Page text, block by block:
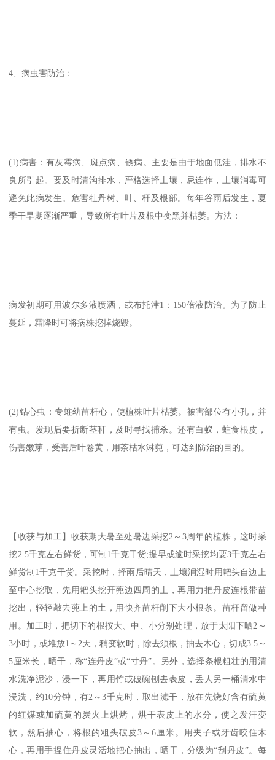
4、病虫害防治：
(1)病害：有灰霉病、斑点病、锈病。主要是由于地面低洼，排水不
良所引起。要及时清沟排水，严格选择土壤，忌连作，土壤消毒可
避免此病发生。危害牡丹树、叶、杆及根部。每年谷雨后发生，夏
季干旱期逐渐严重，导致所有叶片及根中变黑并枯萎。方法：
病发初期可用波尔多液喷洒，或布托津1：150倍液防治。为了防止
蔓延，霜降时可将病株挖掉烧毁。
(2)钻心虫：专蛀幼苗杆心，使植株叶片枯萎。被害部位有小孔，并
有虫。发现后要折断茎秆，及时寻找捕杀。还有白蚁，蛀食根皮，
伤害嫩芽，受害后叶卷黄，用茶枯水淋蔸，可达到防治的目的。
【收获与加工】收获期大暑至处暑边采挖2～3周年的植株，这时采
挖2.5千克左右鲜货，可制1千克干货;提早或逾时采挖均要3千克左右
鲜货制1千克干货。采挖时，择雨后晴天，土壤润湿时用耙头自边上
至中心挖取，先用耙头挖开蔸边四周的土，再用力把丹皮连根带苗
挖出，轻轻敲去蔸上的土，用快齐苗杆削下大小根条。苗杆留做种
用。加工时，把切下的根按大、中、小分别处理，放于太阳下晒2～
3小时，或堆放1～2天，稍变软时，除去须根，抽去木心，切成3.5～
5厘米长，晒干，称“连丹皮”或“寸丹”。另外，选择条根粗壮的用清
水洗净泥沙，浸一下，再用竹或破碗刨去表皮，丢人另一桶清水中
浸洗，约10分钟，有2～3千克时，取出滤干，放在先烧好含有硫黄
的红煤或加硫黄的炭火上烘烤，烘干表皮上的水分，使之发汗变
软，然后抽心，将根的粗头破皮3～6厘米。用夹子或牙齿咬住木
心，再用手捏住丹皮灵活地把心抽出，晒干，分级为“刮丹皮”。每